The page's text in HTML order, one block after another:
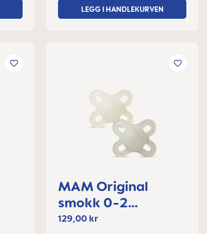
LEGG I HANDLEKURVEN
MAM Original
smokk 0-2
måneder
129,00 kr